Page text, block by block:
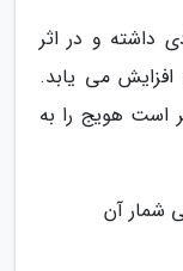
داشته و در اثر
افزایش می یابد.
است هویج را به
شمار آن